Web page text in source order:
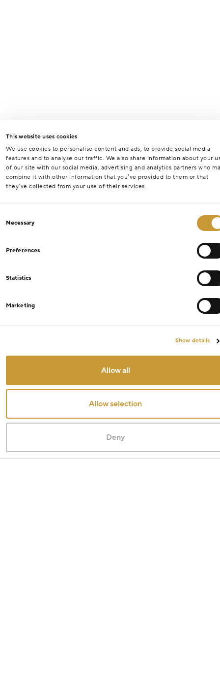
This website uses cookies
We use cookies to personalise content and ads, to provide social media
features and to analyse our traffic. We also share information about your
of our site with our social media, advertising and analytics partners who
combine it with other information that you’ve provided to them or that
they’ve collected from your use of their services.
Selection
Necessary
Preferences
Statistics
Marketing
Show details
Allow all
Allow selection
Deny